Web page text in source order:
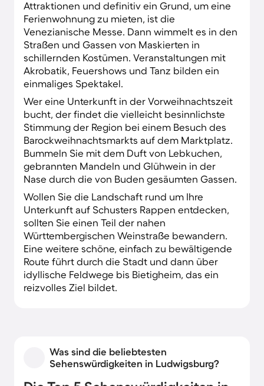
Attraktionen und definitiv ein Grund, um eine
Ferienwohnung zu mieten, ist die
Venezianische Messe. Dann wimmelt es in den
Straßen und Gassen von Maskierten in
schillernden Kostümen. Veranstaltungen mit
Akrobatik, Feuershows und Tanz bilden ein
einmaliges Spektakel.
Wer eine Unterkunft in der Vorweihnachtszeit
bucht, der findet die vielleicht besinnlichste
Stimmung der Region bei einem Besuch des
Barockweihnachtsmarkts auf dem Marktplatz.
Bummeln Sie mit dem Duft von Lebkuchen,
gebrannten Mandeln und Glühwein in der
Nase durch die von Buden gesäumten Gassen.
Wollen Sie die Landschaft rund um Ihre
Unterkunft auf Schusters Rappen entdecken,
sollten Sie einen Teil der nahen
Württembergischen Weinstraße bewandern.
Eine weitere schöne, einfach zu bewältigende
Route führt durch die Stadt und dann über
idyllische Feldwege bis Bietigheim, das ein
reizvolles Ziel bildet.
Was sind die beliebtesten
Sehenswürdigkeiten in Ludwigsburg?